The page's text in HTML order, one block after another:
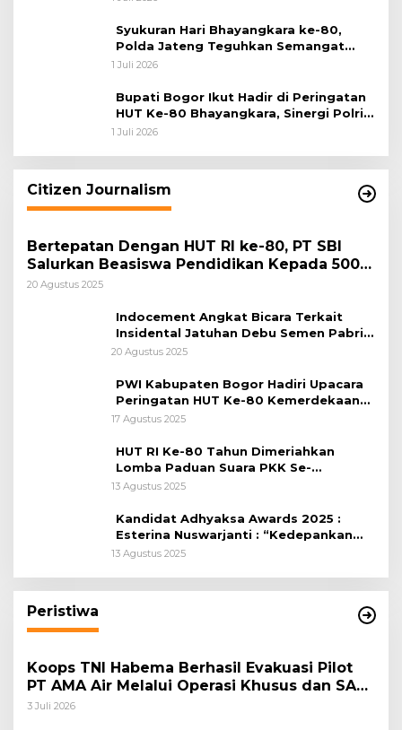
Syukuran Hari Bhayangkara ke-80,
Polda Jateng Teguhkan Semangat
Pengabdian dan Pererat Kebersamaan
1 Juli 2026
Bupati Bogor Ikut Hadir di Peringatan
HUT Ke-80 Bhayangkara, Sinergi Polri
dan Pemkab Bogor Jadi Kunci Menjaga
1 Juli 2026
Citizen Journalism
Bertepatan Dengan HUT RI ke-80, PT SBI
Salurkan Beasiswa Pendidikan Kepada 500
Pelajar
20 Agustus 2025
Indocement Angkat Bicara Terkait
Insidental Jatuhan Debu Semen Pabrik
Citeureup
20 Agustus 2025
PWI Kabupaten Bogor Hadiri Upacara
Peringatan HUT Ke-80 Kemerdekaan
RI, di Lapangan Tegar Beriman
17 Agustus 2025
HUT RI Ke-80 Tahun Dimeriahkan
Lomba Paduan Suara PKK Se-
Kabupaten Bogor
13 Agustus 2025
Kandidat Adhyaksa Awards 2025 :
Esterina Nuswarjanti : “Kedepankan
Keadilan Restoratif Wujudkan
13 Agustus 2025
Peristiwa
Koops TNI Habema Berhasil Evakuasi Pilot
PT AMA Air Melalui Operasi Khusus dan SAR
Taktis
3 Juli 2026